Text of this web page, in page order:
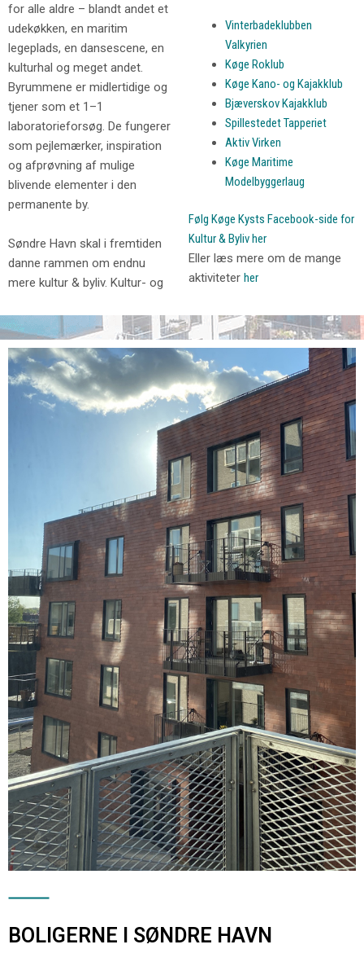
for alle aldre – blandt andet et
udekøkken, en maritim
legeplads, en dansescene, en
kulturhal og meget andet.
Byrummene er midlertidige og
tjener som et 1–1
laboratorieforsøg. De fungerer
som pejlemærker, inspiration
og afprøvning af mulige
blivende elementer i den
permanente by.
Søndre Havn skal i fremtiden
danne rammen om endnu
mere kultur & byliv. Kultur- og
Vinterbadeklubben
Valkyrien
Køge Roklub
Køge Kano- og Kajakklub
Bjæverskov Kajakklub
Spillestedet Tapperiet
Aktiv Virken
Køge Maritime
Modelbyggerlaug
Følg Køge Kysts Facebook-side for
Kultur & Byliv her
Eller læs mere om de mange
aktiviteter her
BOLIGERNE I SØNDRE HAVN